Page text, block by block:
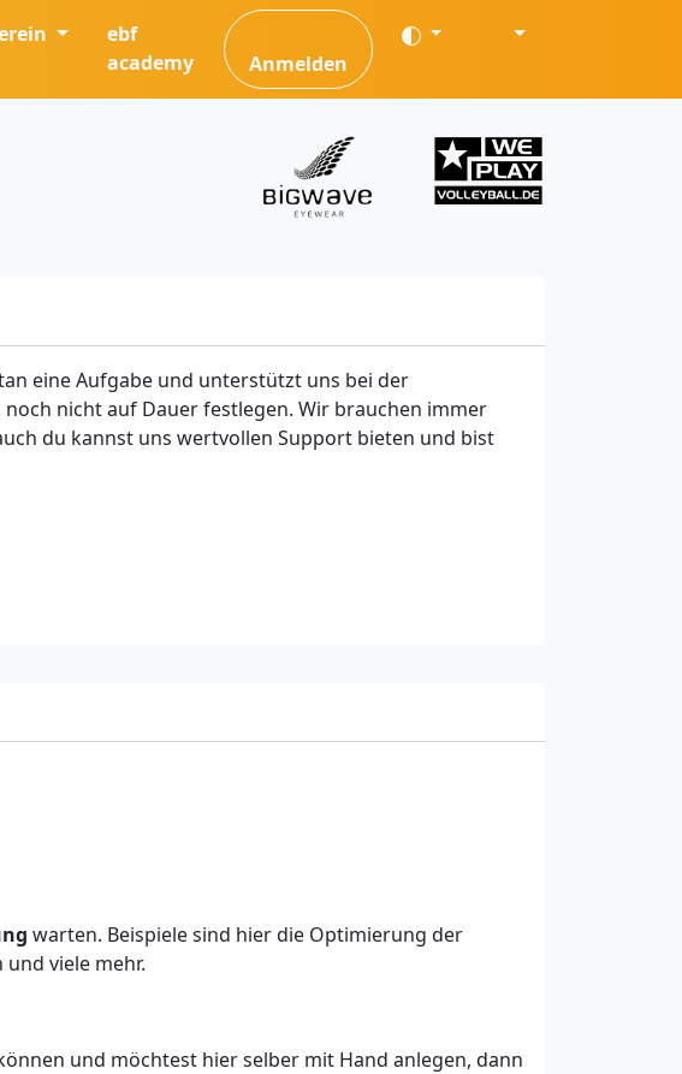
ebf
academy
Anmelden
eine Aufgabe und unterstützt uns bei der
nicht auf Dauer festlegen. Wir brauchen immer
du kannst uns wertvollen Support bieten und bist
warten. Beispiele sind hier die Optimierung der
viele mehr.
und möchtest hier selber mit Hand anlegen, dann